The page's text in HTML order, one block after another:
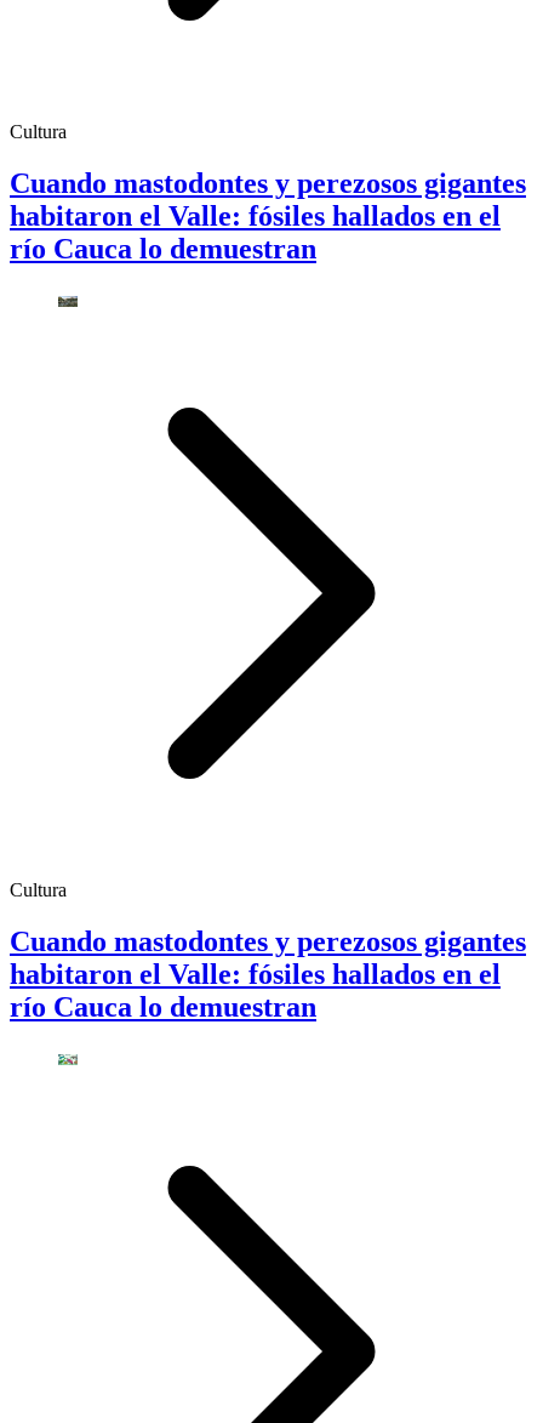
Cultura
Cuando mastodontes y perezosos gigantes
habitaron el Valle: fósiles hallados en el
río Cauca lo demuestran
Cultura
Cuando mastodontes y perezosos gigantes
habitaron el Valle: fósiles hallados en el
río Cauca lo demuestran